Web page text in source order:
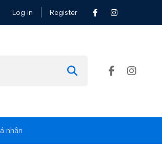
Log in Register
nhân